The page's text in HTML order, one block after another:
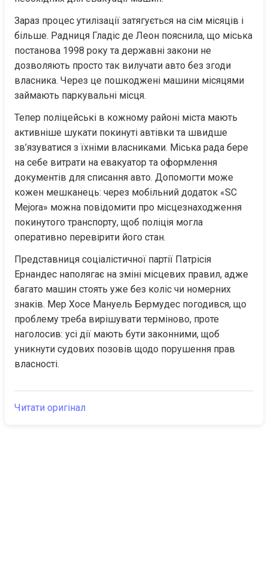
Зараз процес утилізації затягується на сім місяців і
більше. Радниця Гладіс де Леон пояснила, що міська
постанова 1998 року та державні закони не
дозволяють просто так вилучати авто без згоди
власника. Через це пошкоджені машини місяцями
займають паркувальні місця.
Тепер поліцейські в кожному районі міста мають
активніше шукати покинуті автівки та швидше
зв’язуватися з їхніми власниками. Міська рада бере
на себе витрати на евакуатор та оформлення
документів для списання авто. Допомогти може
кожен мешканець: через мобільний додаток «SC
Mejora» можна повідомити про місцезнаходження
покинутого транспорту, щоб поліція могла
оперативно перевірити його стан.
Представниця соціалістичної партії Патрісія
Ернандес наполягає на зміні місцевих правил, адже
багато машин стоять уже без коліс чи номерних
знаків. Мер Хосе Мануель Бермудес погодився, що
проблему треба вирішувати терміново, проте
наголосив: усі дії мають бути законними, щоб
уникнути судових позовів щодо порушення прав
власності.
Читати оригінал